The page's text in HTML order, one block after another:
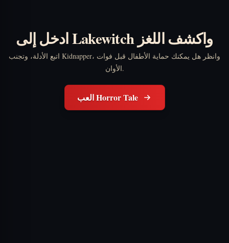
ادخل إلى Lakewitch واكشف اللغز
اتبع الأدلة، وتجنب Kidnapper، وانظر هل يمكنك حماية الأطفال قبل فوات
الأوان.
العب Horror Tale